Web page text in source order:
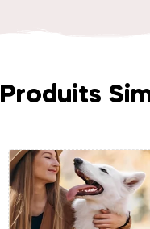
Produits